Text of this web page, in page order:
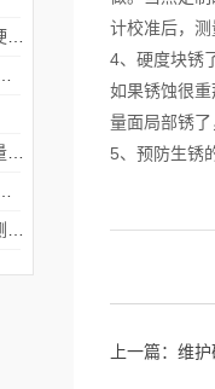
计校准后，
4、硬度块锈
如果锈蚀很
量面局部锈
5、预防生锈
上一篇： 维护